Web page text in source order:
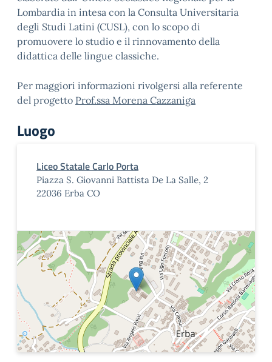
Lombardia in intesa con la Consulta Universitaria
degli Studi Latini (CUSL), con lo scopo di
promuovere lo studio e il rinnovamento della
didattica delle lingue classiche.
Per maggiori informazioni rivolgersi alla referente
del progetto Prof.ssa Morena Cazzaniga
Luogo
Liceo Statale Carlo Porta
Piazza S. Giovanni Battista De La Salle, 2
22036 Erba CO